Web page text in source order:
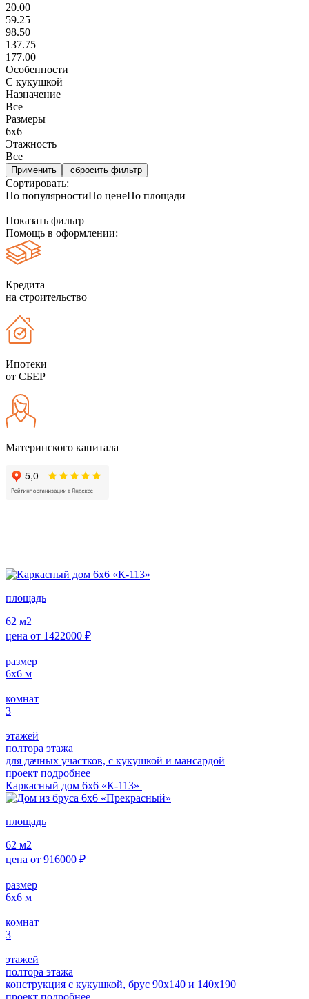
20.00
59.25
98.50
137.75
177.00
Особенности
С кукушкой
Назначение
Все
Размеры
6х6
Этажность
Все
сбросить фильтр
Сортировать:
По популярностиПо ценеПо площади
Показать фильтр
Помощь в оформлении:
Кредита
на строительство
Ипотеки
от СБЕР
Материнского капитала
площадь
62 м2
цена от 1422000 ₽
размер
6х6 м
комнат
3
этажей
полтора этажа
для дачных участков, с кукушкой и мансардой
проект подробнее
Каркасный дом 6х6 «К-113»
площадь
62 м2
цена от 916000 ₽
размер
6х6 м
комнат
3
этажей
полтора этажа
конструкция с кукушкой, брус 90х140 и 140х190
проект подробнее